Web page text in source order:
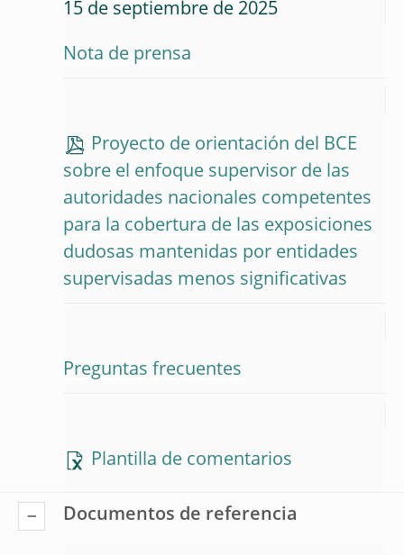
15 de septiembre de 2025
Nota de prensa
Proyecto de orientación del BCE
sobre el enfoque supervisor de las
autoridades nacionales competentes
para la cobertura de las exposiciones
dudosas mantenidas por entidades
supervisadas menos significativas
Preguntas frecuentes
Plantilla de comentarios
Documentos de referencia